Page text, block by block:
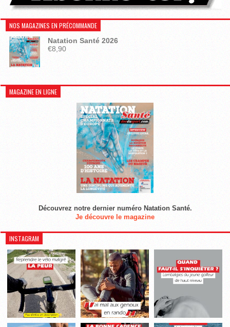
NOS MAGAZINES EN PRÉCOMMANDE
Natation Santé 2026
€8,90
MAGAZINE EN LIGNE
Découvrez notre dernier numéro Natation Santé.
Je découvre le magazine
INSTAGRAM